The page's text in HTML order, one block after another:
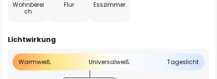
Wohnberei
ch
Flur Esszimmer
Lichtwirkung
Warmweiß Universalweiß Tageslicht